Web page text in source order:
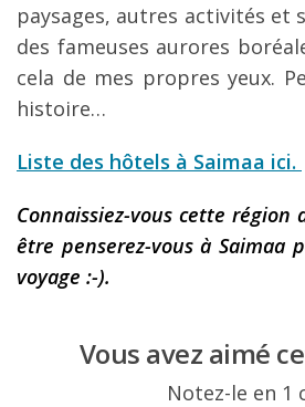
paysages, autres activités et
des fameuses aurores
cela de mes propres yeux.
histoire…
Liste des hôtels à Saimaa ici.
Connaissiez-vous cette région
être penserez-vous à Saimaa
voyage :-).
Vous avez aimé
Notez-le en 1